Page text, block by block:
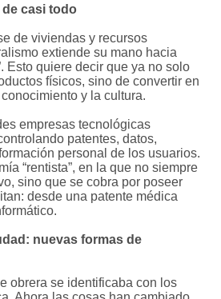
casi todo
de viviendas y recursos
extiende su mano hacia
Esto quiere decir que ya no solo
físicos, sino de convertir en
y la cultura.
empresas tecnológicas
patentes, datos,
personal de los usuarios.
“rentista”, en la que no siempre
sino que se cobra por poseer
desde una patente médica
nuevas formas de
obrera se identificaba con los